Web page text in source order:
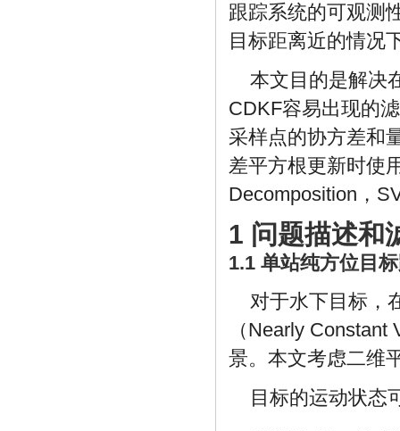
跟踪系统的可观测
目标距离近的情况
本文目的是解决
CDKF容易出现的
采样点的协方差和
差平方根更新时使
Decomposition，
1 问题描述和
1.1 单站纯方位目
对于水下目标，
（Nearly
景。本文考虑二维
目标的运动状态